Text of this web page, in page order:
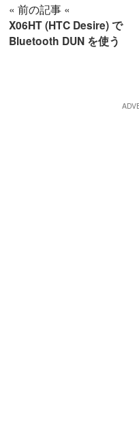
« 前の記事 «
X06HT (HTC Desire) で
Bluetooth DUN を使う